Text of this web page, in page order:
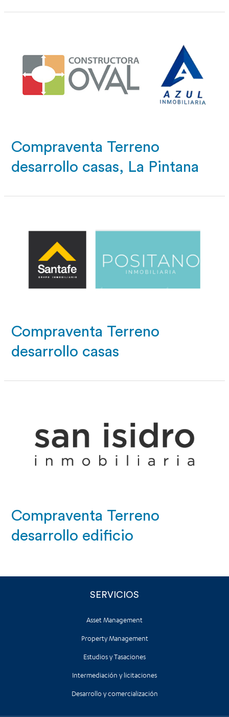
Compraventa Terreno
desarrollo casas, La Pintana
Compraventa Terreno
desarrollo casas
Compraventa Terreno
desarrollo edificio
SERVICIOS
Asset Management
Property Management
Estudios y Tasaciones
Intermediación y licitaciones
Desarrollo y comercialización